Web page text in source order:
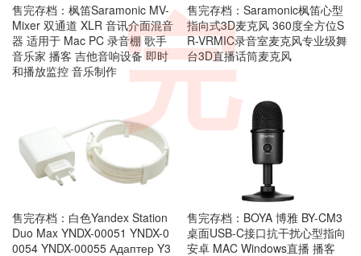
售完存档：枫笛Saramonic MV-
Mixer 双通道 XLR 音讯介面混音
器 适用于 Mac PC 录音棚 歌手
音乐家 播客 吉他音响设备 即时
和播放监控 音乐制作
售完存档：Saramonic枫笛心型
指向式3D麦克风 360度全方位S
R-VRMIC录音室麦克风专业级舞
台3D直播话筒麦克风
售完存档：白色Yandex Station
Duo Max YNDX-00051 YNDX-0
0054 YNDX-00055 Адаптер Y3
售完存档：BOYA 博雅 BY-CM3
桌面USB-C接口抗干扰心型指向
安卓 MAC Windows直播 播客
完